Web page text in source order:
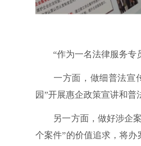
“作为一名法律服务专员
一方面，做细普法宣传
园”开展惠企政策宣讲和普
另一方面，做好涉企案
个案件”的价值追求，将